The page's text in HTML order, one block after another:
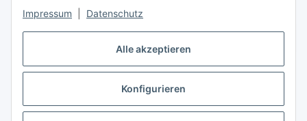
Alle akzeptieren
Konfigurieren
Impressum Datenschutz
* Alle Preise inkl. gesetzlicher USt., zzgl.